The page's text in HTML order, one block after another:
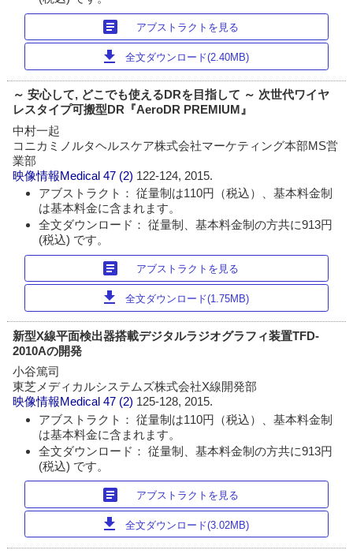
article アブストラクトを見る
download 全文ダウンロード(2.40MB)
～ 安心して, どこでも使えるDRを目指して ～ 次世代ワイヤ
レスタイプ可搬型DR『AeroDR PREMIUM』
中村一起
コニカミノルタヘルスケア株式会社マーケティング本部MS営
業部
映像情報Medical 47 (2) 122-124, 2015.
アブストラクト： 従量制は110円（税込）、基本料金制
は基本料金に含まれます。
全文ダウンロード： 従量制、基本料金制の方共に913円
(税込) です。
article アブストラクトを見る
download 全文ダウンロード(1.75MB)
新型X線平面検出器搭載デジタルラジオグラフィ装置TFD-
2010Aの開発
小谷篤司
東芝メディカルシステムズ株式会社X線開発部
映像情報Medical 47 (2) 125-128, 2015.
アブストラクト： 従量制は110円（税込）、基本料金制
は基本料金に含まれます。
全文ダウンロード： 従量制、基本料金制の方共に913円
(税込) です。
article アブストラクトを見る
download 全文ダウンロード(3.02MB)